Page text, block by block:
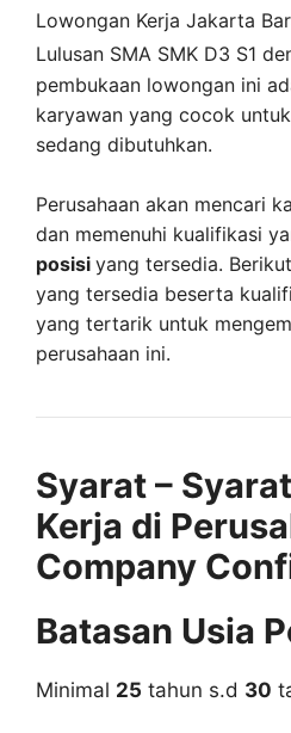
Lowongan Kerja Jakarta
Lulusan SMA SMK D3 S1
pembukaan lowongan ini
karyawan yang cocok
sedang dibutuhkan.
Perusahaan akan mencari
dan memenuhi kualifikasi
posisi yang tersedia.
yang tersedia beserta
yang tertarik untuk
perusahaan ini.
Syarat –
Kerja di
Company
Batasan Usia
Minimal 25 tahun s.d 30